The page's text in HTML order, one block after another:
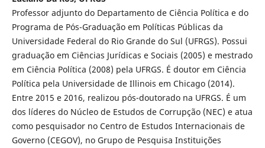
Professor adjunto do Departamento de Ciência Política e do
Programa de Pós-Graduação em Políticas Públicas da
Universidade Federal do Rio Grande do Sul (UFRGS). Possui
graduação em Ciências Jurídicas e Sociais (2005) e mestrado
em Ciência Política (2008) pela UFRGS. É doutor em Ciência
Política pela Universidade de Illinois em Chicago (2014).
Entre 2015 e 2016, realizou pós-doutorado na UFRGS. É um
dos líderes do Núcleo de Estudos de Corrupção (NEC) e atua
como pesquisador no Centro de Estudos Internacionais de
Governo (CEGOV), no Grupo de Pesquisa Instituições